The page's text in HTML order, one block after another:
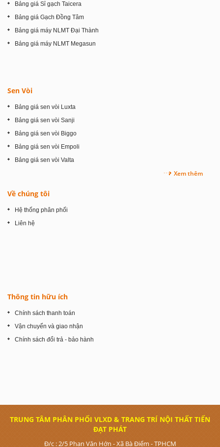
Bảng giá Sỉ gạch Taicera
Bảng giá Gạch Đồng Tâm
Bảng giá máy NLMT Đại Thành
Bảng giá máy NLMT Megasun
Sen Vòi
Bảng giá sen vòi Luxta
Bảng giá sen vòi Sanji
Bảng giá sen vòi Biggo
Bảng giá sen vòi Empoli
Bảng giá sen vòi Valta
Xem thêm
Về chúng tôi
Hệ thống phân phối
Liên hệ
Thông tin hữu ích
Chính sách thanh toán
Vận chuyển và giao nhận
Chính sách đổi trả - bảo hành
TRUNG TÂM PHÂN PHỐI VLXD & TRANG TRÍ NỘI THẤT TIẾN
ĐẠT PHÁT
Đ/c : 2/5 Phan Văn Hớn - Xã Bà Điểm - TPHCM